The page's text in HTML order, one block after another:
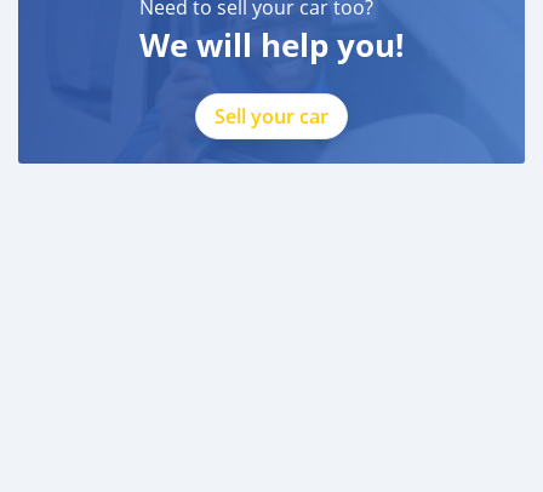
Need to sell your car too?
We will help you!
Sell your car